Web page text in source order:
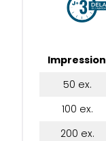
Impression
50 ex.
100 ex.
200 ex.